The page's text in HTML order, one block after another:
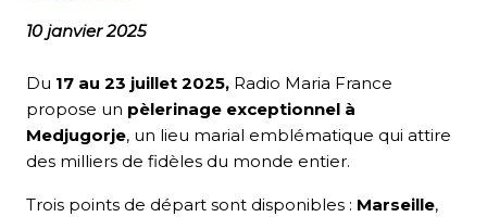
10 janvier 2025
Du 17 au 23 juillet 2025, Radio Maria France
propose un pèlerinage exceptionnel à
Medjugorje, un lieu marial emblématique qui attire
des milliers de fidèles du monde entier.
Trois points de départ sont disponibles : Marseille,